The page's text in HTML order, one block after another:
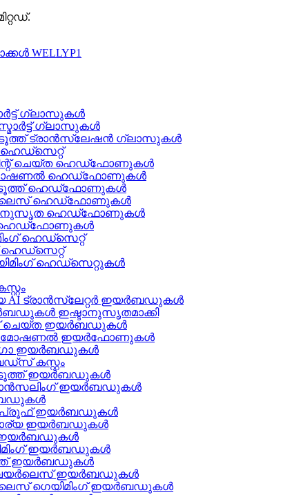
ഗ്ലാസുകൾ
ഗ്ലാസുകൾ
ട്രാൻസ്ലേഷൻ ഗ്ലാസുകൾ
ഹെഡ്‌സെറ്റ്
ചെയ്ത ഹെഡ്‌ഫോണുകൾ
ഹെഡ്‌ഫോണുകൾ
ഹെഡ്‌ഫോണുകൾ
ഹെഡ്‌ഫോണുകൾ
ഹെഡ്‌ഫോണുകൾ
ഹെഡ്‌ഫോണുകൾ
ഹെഡ്‌സെറ്റ്
ഹെഡ്‌സെറ്റ്
ഹെഡ്‌സെറ്റുകൾ
AI ട്രാൻസ്ലേറ്റർ ഇയർബഡുകൾ
ഇഷ്ടാനുസൃതമാക്കി
ചെയ്ത ഇയർബഡുകൾ
ഇയർഫോണുകൾ
ഇയർബഡുകൾ
കസ്റ്റം
ഇയർബഡുകൾ
ഇയർബഡുകൾ
ഇയർബഡുകൾ
ഇയർബഡുകൾ
ഇയർബഡുകൾ
ഇയർബഡുകൾ
ഇയർബഡുകൾ
വയർലെസ് ഇയർബഡുകൾ
ഗെയിമിംഗ് ഇയർബഡുകൾ